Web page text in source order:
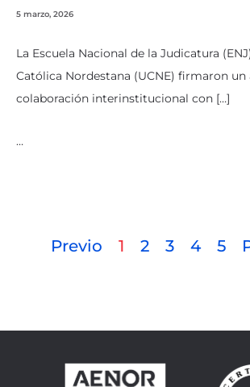
5 marzo, 2026
La Escuela Nacional de la Judicatura
Católica Nordestana (UCNE) firmaron un
colaboración interinstitucional con […]
…
Previo 1 2 3 4 5